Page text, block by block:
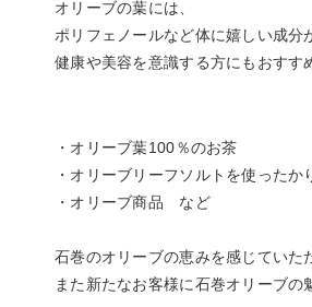
オリーブの葉には、
ポリフェノールなど体に嬉しい成分
健康や美容を意識する方にもおすす
・オリーブ葉100％のお茶
・オリーブリーフソルトを使ったか
・オリーブ商品 など
石巻のオリーブの恵みを感じてい
また新たなお客様に石巻オリーブ